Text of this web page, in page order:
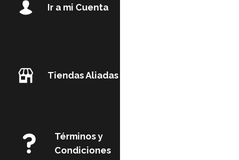
Ir a mi Cuenta
Tiendas Aliadas
Términos y
Condiciones